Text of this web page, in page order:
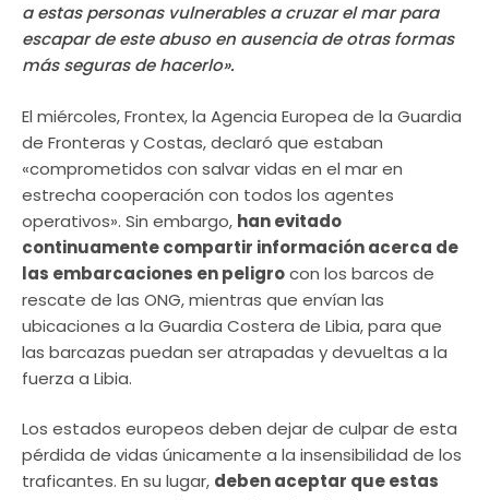
a estas personas vulnerables a cruzar el mar para
escapar de este abuso en ausencia de otras formas
más seguras de hacerlo».
El miércoles, Frontex, la Agencia Europea de la Guardia
de Fronteras y Costas, declaró que estaban
«comprometidos con salvar vidas en el mar en
estrecha cooperación con todos los agentes
operativos». Sin embargo, han evitado
continuamente compartir información acerca de
las embarcaciones en peligrocon los barcos de
rescate de las ONG, mientras que envían las
ubicaciones a la Guardia Costera de Libia, para que
las barcazas puedan ser atrapadas y devueltas a la
fuerza a Libia.
Los estados europeos deben dejar de culpar de esta
pérdida de vidas únicamente a la insensibilidad de los
traficantes. En su lugar, deben aceptar que estas